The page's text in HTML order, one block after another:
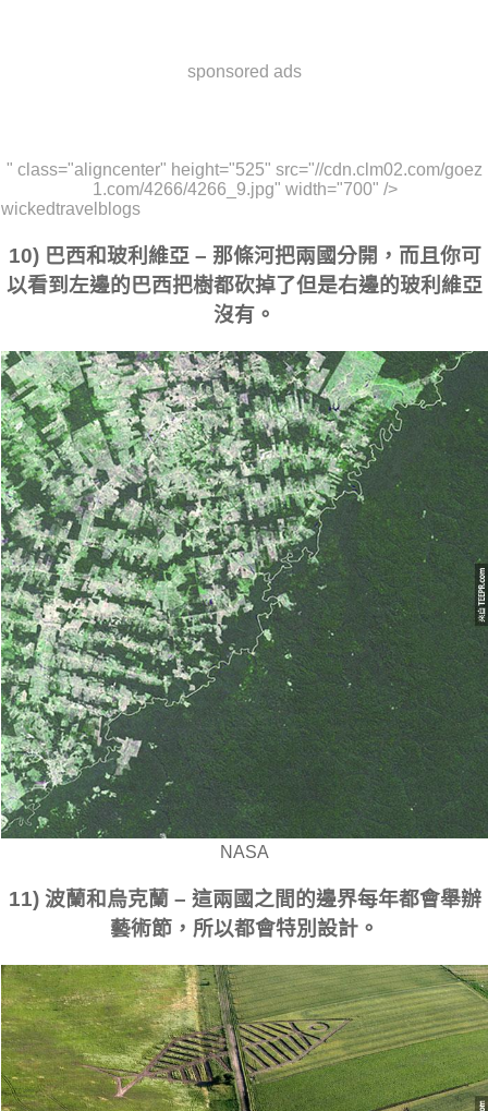
sponsored ads
" class="aligncenter" height="525" src="//cdn.clm02.com/goez
1.com/4266/4266_9.jpg" width="700" />
wickedtravelblogs
10) 巴西和玻利維亞 – 那條河把兩國分開，而且你可
以看到左邊的巴西把樹都砍掉了但是右邊的玻利維亞
沒有。
NASA
11) 波蘭和烏克蘭 – 這兩國之間的邊界每年都會舉辦
藝術節，所以都會特別設計。